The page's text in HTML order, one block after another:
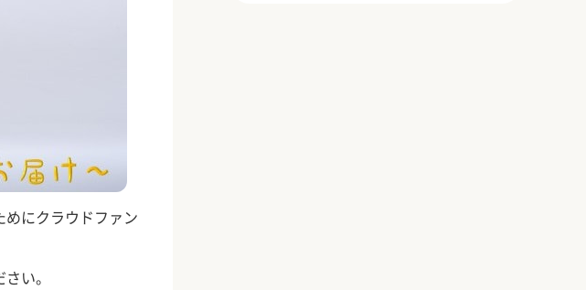
にクラウドファン
い。